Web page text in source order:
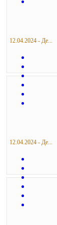
12.04.2024 - Де...
12.04.2024 - Де...